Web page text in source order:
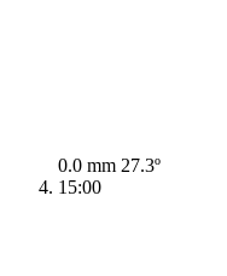
0.0 mm 27.3º
15:00